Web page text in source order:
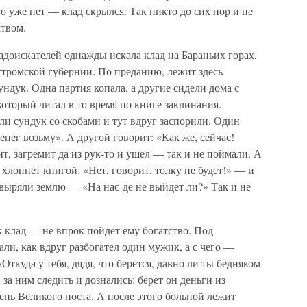
уже нет — клад скрылся. Так никто до сих пор и не
однажды искала клад на Бараньих горах,
губернии. По преданию, лежит здесь
Одна партия копала, а другие сидели дома с
читал в то время по книге заклинания.
сундук со скобами и тут вдруг заспорили. Один
возьму». А другой говорит: «Как же, сейчас!
загремит да из рук-то и ушел — так и не поймали. А
книгой: «Нет, говорит, толку не будет!» — и
землю — «На нас-де не выйдет ли?» Так и не
— не впрок пойдет ему богатство. Под
как вдруг разбогател один мужик, а с чего —
у тебя, дядя, что берется, давно ли ты бедняком
ним следить и дознались: берет он деньги из
Великого поста. А после этого больной лежит